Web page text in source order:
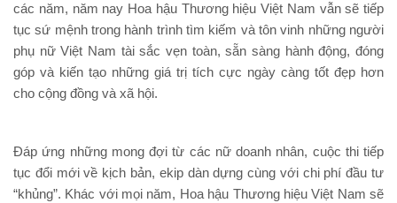
các năm, năm nay Hoa hậu Thương hiệu Việt Nam vẫn sẽ tiếp
tục sứ mệnh trong hành trình tìm kiếm và tôn vinh những người
phụ nữ Việt Nam tài sắc vẹn toàn, sẵn sàng hành động, đóng
góp và kiến tạo những giá trị tích cực ngày càng tốt đẹp hơn
cho cộng đồng và xã hội.
Đáp ứng những mong đợi từ các nữ doanh nhân, cuộc thi tiếp
tục đổi mới về kịch bản, ekip dàn dựng cùng với chi phí đầu tư
“khủng”. Khác với mọi năm, Hoa hậu Thương hiệu Việt Nam sẽ